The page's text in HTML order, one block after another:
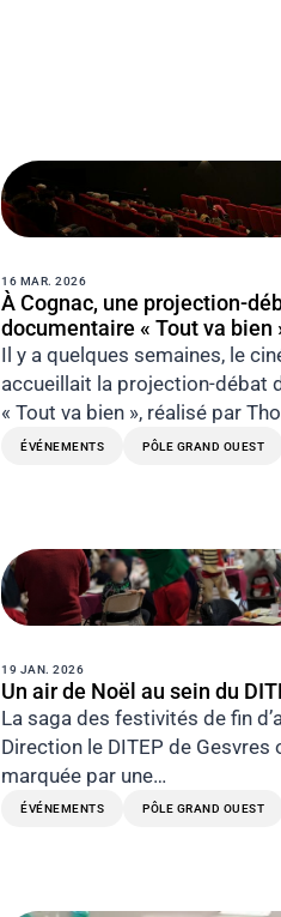
16 MAR. 2026
À Cognac, une projection-
documentaire « Tout va bien
Il y a quelques semaines, le
accueillait la projection-débat
« Tout va bien », réalisé par
ÉVÉNEMENTS PÔLE GRAND OUEST
19 JAN. 2026
Un air de Noël au sein du
La saga des festivités de fin
Direction le DITEP de Gesvres
marquée par une…
ÉVÉNEMENTS PÔLE GRAND OUEST